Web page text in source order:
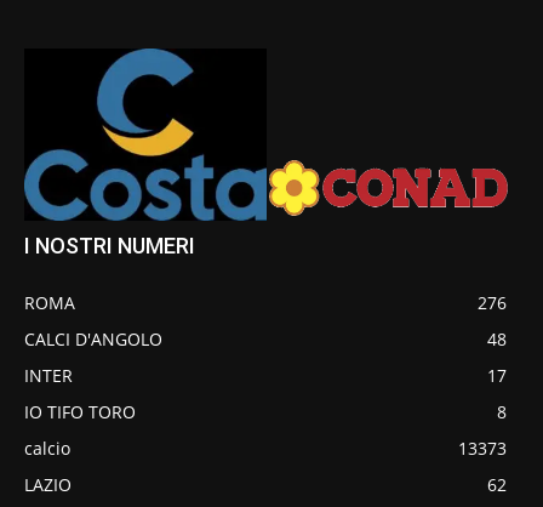
I NOSTRI NUMERI
ROMA
276
CALCI D'ANGOLO
48
INTER
17
IO TIFO TORO
8
calcio
13373
LAZIO
62